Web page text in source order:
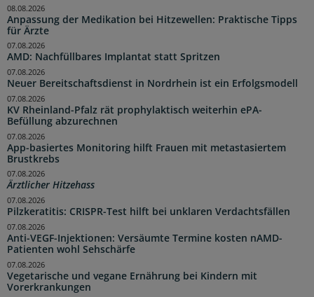
Anpassung der Medikation bei Hitzewellen: Praktische Tipps
für Ärzte
08.08.2026
AMD: Nachfüllbares Implantat statt Spritzen
07.08.2026
Neuer Bereitschaftsdienst in Nordrhein ist ein Erfolgsmodell
07.08.2026
KV Rheinland-Pfalz rät prophylaktisch weiterhin ePA-
Befüllung abzurechnen
07.08.2026
App-basiertes Monitoring hilft Frauen mit metastasiertem
Brustkrebs
07.08.2026
Ärztlicher Hitzehass
07.08.2026
Pilzkeratitis: CRISPR-Test hilft bei unklaren Verdachtsfällen
07.08.2026
Anti-VEGF-Injektionen: Versäumte Termine kosten nAMD-
Patienten wohl Sehschärfe
07.08.2026
Vegetarische und vegane Ernährung bei Kindern mit
Vorerkrankungen
07.08.2026